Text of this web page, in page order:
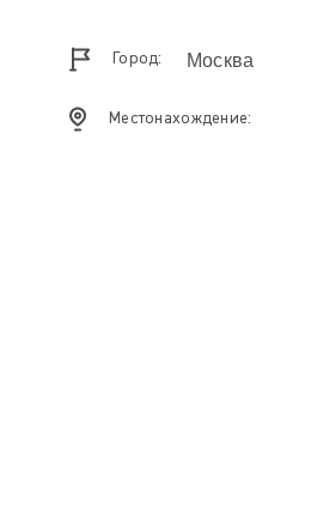
Город:
Местонахождение: